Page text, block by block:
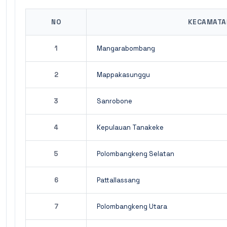
NO
1 Mangarabombang
2 Mappakasunggu
3 Sanrobone
4 Kepulauan Tanakeke
5 Polombangkeng Selatan
6 Pattallassang
7 Polombangkeng Utara